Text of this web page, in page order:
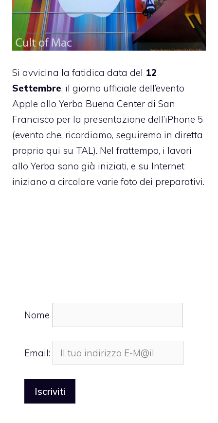
Si avvicina la fatidica data del 12
Settembre, il giorno ufficiale dell’evento
Apple allo Yerba Buena Center di San
Francisco per la presentazione dell’iPhone 5
(evento che, ricordiamo, seguiremo in diretta
proprio qui su TAL). Nel frattempo, i lavori
allo Yerba sono già iniziati, e su Internet
iniziano a circolare varie foto dei preparativi.
Nome
Email: